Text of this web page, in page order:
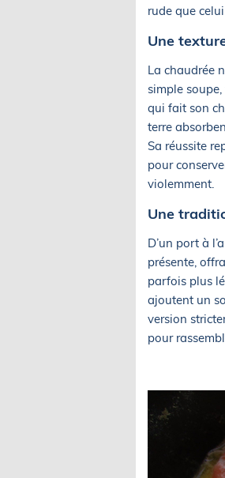
rude que
Une
La chaudrée
simple
qui fait son
terre
Sa réussite
pour
violemment.
Une
D’un port à
présente,
parfois plus
ajoutent un
version
pour